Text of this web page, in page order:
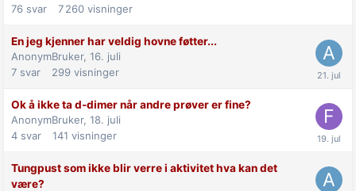
76 svar 7 260 visninger
En jeg kjenner har veldig hovne føtter...
AnonymBruker, 16. juli
7 svar 299 visninger
Ok å ikke ta d-dimer når andre prøver er fine?
AnonymBruker, 18. juli
4 svar 141 visninger
Tungpust som ikke blir verre i aktivitet hva kan det
være?